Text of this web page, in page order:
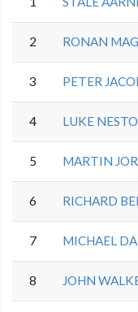
2 RONAN
3 PETER
4 LUKE
5 MARTIN
6 RICHARD
7 MICHAEL
8 JOHN